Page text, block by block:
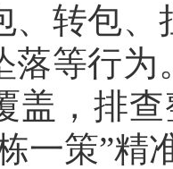
、转包
落等行
盖，排
一策”精